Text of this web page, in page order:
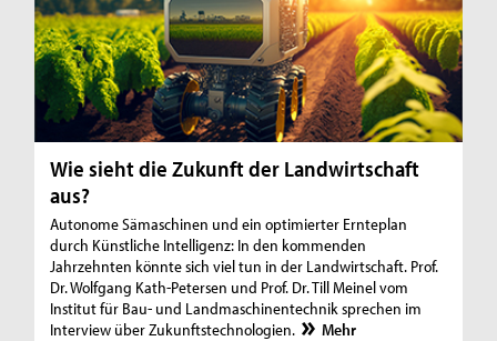
Wie sieht die Zukunft der Landwirtschaft
aus?
Autonome Sämaschinen und ein optimierter Ernteplan
durch Künstliche Intelligenz: In den kommenden
Jahrzehnten könnte sich viel tun in der Landwirtschaft. Prof.
Dr. Wolfgang Kath-Petersen und Prof. Dr. Till Meinel vom
Institut für Bau- und Landmaschinentechnik sprechen im
Interview über Zukunftstechnologien.
Mehr